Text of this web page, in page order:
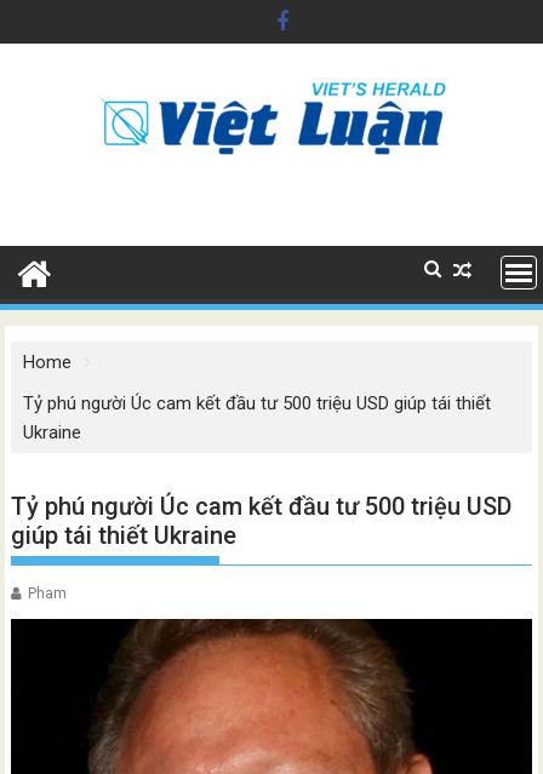
to
Home
Tỷ phú người Úc cam kết đầu tư 500 triệu USD giúp tái thiết
Ukraine
Tỷ phú người Úc cam kết đầu tư 500 triệu USD
giúp tái thiết Ukraine
Pham